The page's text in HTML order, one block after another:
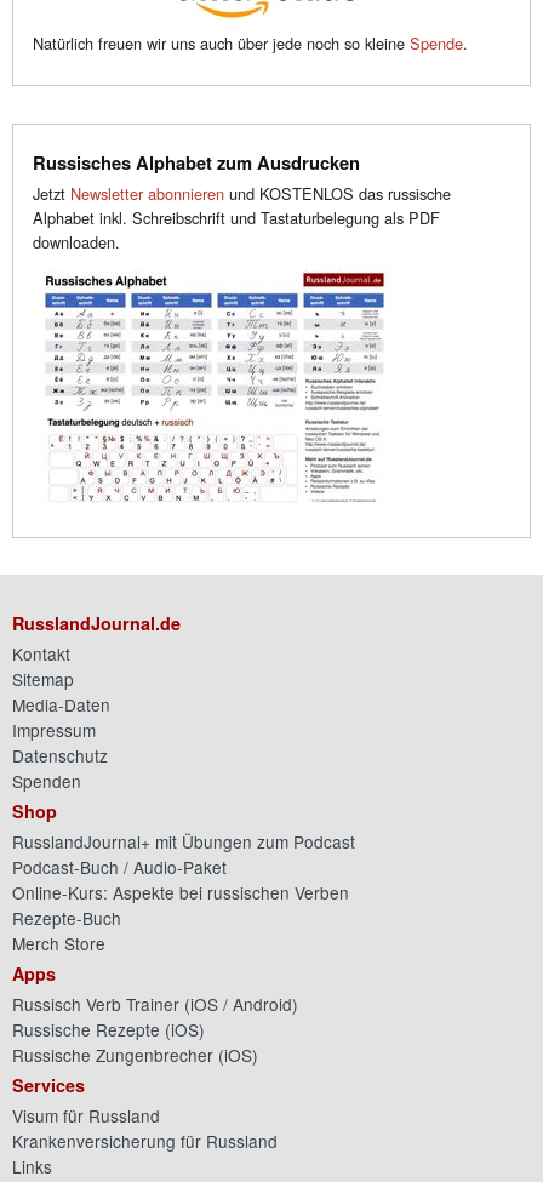
Natürlich freuen wir uns auch über jede noch so kleine Spende.
Russisches Alphabet zum Ausdrucken
Jetzt Newsletter abonnieren und KOSTENLOS das russische
Alphabet inkl. Schreibschrift und Tastaturbelegung als PDF
downloaden.
RusslandJournal.de
Kontakt
Sitemap
Media-Daten
Impressum
Datenschutz
Spenden
Shop
RusslandJournal+ mit Übungen zum Podcast
Podcast-Buch / Audio-Paket
Online-Kurs: Aspekte bei russischen Verben
Rezepte-Buch
Merch Store
Apps
Russisch Verb Trainer (iOS / Android)
Russische Rezepte (iOS)
Russische Zungenbrecher (iOS)
Services
Visum für Russland
Krankenversicherung für Russland
Links